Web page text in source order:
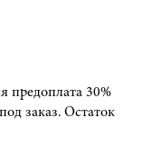
предоплата 30%
заказ. Остаток